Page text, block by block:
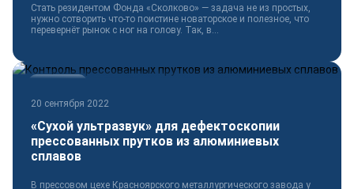
Стать резидентом Фонда «Сколково» — задача не из простых,
нужно сотворить что-то поистине новаторское и полезное, что
перевернёт рынок с ног на голову. Так, в...
20 сентября 2022
«Сухой ультразвук» для дефектоскопии
прессованных прутков из алюминиевых
сплавов
В прессовом цехе Красноярского металлургического завода у